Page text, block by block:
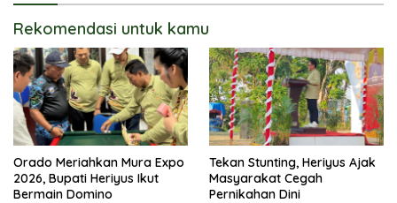
Rekomendasi untuk kamu
Orado Meriahkan Mura Expo
2026, Bupati Heriyus Ikut
Bermain Domino
Tekan Stunting, Heriyus Ajak
Masyarakat Cegah
Pernikahan Dini